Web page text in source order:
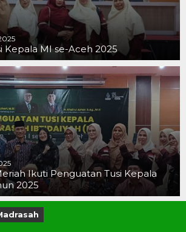
Kepala MI se-Aceh 2025
Ikuti Penguatan Tusi Kepala
2025